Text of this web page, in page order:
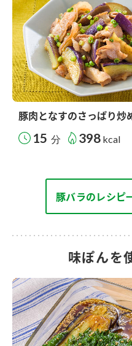
豚肉となすのさっぱり炒
15 分 398 kcal
豚バラのレシピ
味ぽんを